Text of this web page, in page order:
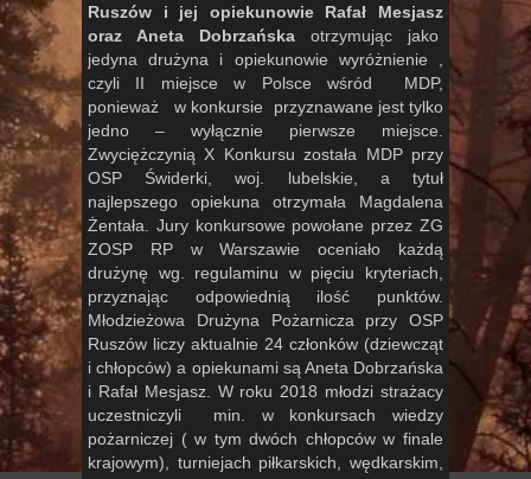
Ruszów i jej opiekunowie Rafał Mesjasz
oraz Aneta Dobrzańska otrzymując jako
jedyna drużyna i opiekunowie wyróżnienie ,
czyli II miejsce w Polsce wśród MDP,
ponieważ w konkursie przyznawane jest tylko
jedno – wyłącznie pierwsze miejsce.
Zwyciężczynią X Konkursu została MDP przy
OSP Świderki, woj. lubelskie, a tytuł
najlepszego opiekuna otrzymała Magdalena
Żentała. Jury konkursowe powołane przez ZG
ZOSP RP w Warszawie oceniało każdą
drużynę wg. regulaminu w pięciu kryteriach,
przyznając odpowiednią ilość punktów.
Młodzieżowa Drużyna Pożarnicza przy OSP
Ruszów liczy aktualnie 24 członków (dziewcząt
i chłopców) a opiekunami są Aneta Dobrzańska
i Rafał Mesjasz. W roku 2018 młodzi strażacy
uczestniczyli min. w konkursach wiedzy
pożarniczej ( w tym dwóch chłopców w finale
krajowym), turniejach piłkarskich, wędkarskim,